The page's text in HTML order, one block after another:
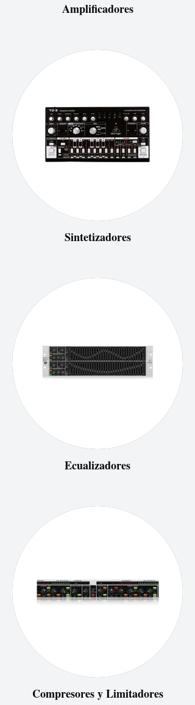
Amplificadores
Sintetizadores
Ecualizadores
Compresores y Limitadores